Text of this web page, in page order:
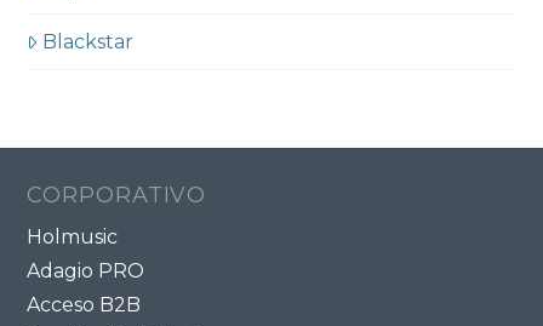
Blackstar
CORPORATIVO
Holmusic
Adagio PRO
Acceso B2B